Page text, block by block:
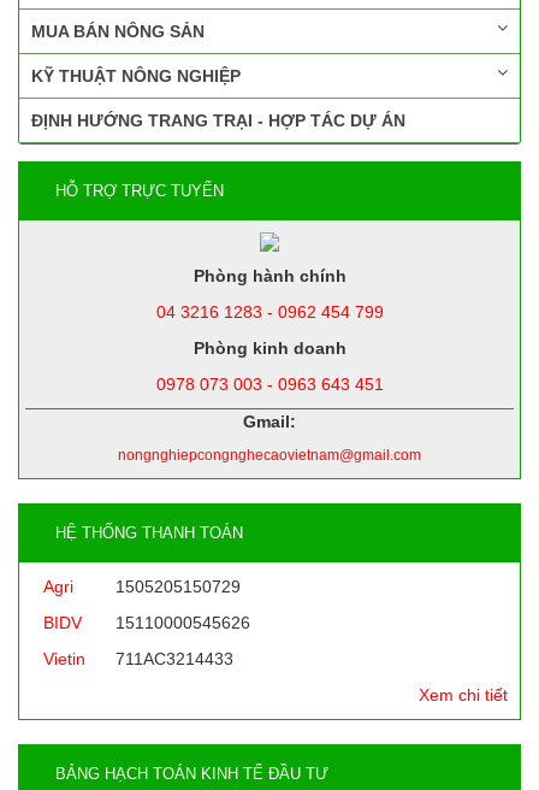
MUA BÁN NÔNG SẢN
KỸ THUẬT NÔNG NGHIỆP
ĐỊNH HƯỚNG TRANG TRẠI - HỢP TÁC DỰ ÁN
HỖ TRỢ TRỰC TUYẾN
Phòng hành chính
04 3216 1283 - 0962 454 799
Phòng kinh doanh
0978 073 003 - 0963 643 451
Gmail:
nongnghiepcongnghecaovietnam@gmail.com
HỆ THỐNG THANH TOÁN
Agri
1505205150729
BIDV
15110000545626
Vietin
711AC3214433
Xem chi tiết
BẢNG HẠCH TOÁN KINH TẾ ĐẦU TƯ